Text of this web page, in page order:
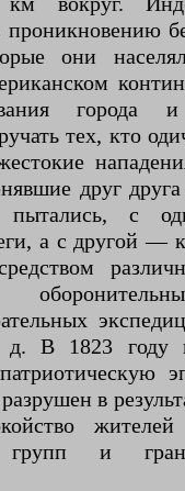
проникновению
они
города и
тех, кто
друг друга
пытались, с
а с другой —
В 1823 году
в
жителей
групп и